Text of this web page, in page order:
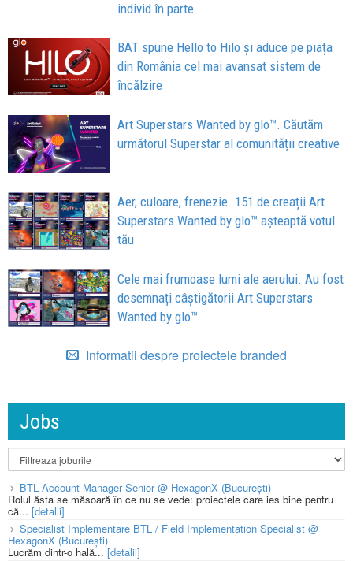
individ în parte
BAT spune Hello to Hilo și aduce pe piața
din România cel mai avansat sistem de
încălzire
Art Superstars Wanted by glo™. Căutăm
următorul Superstar al comunității creative
Aer, culoare, frenezie. 151 de creații Art
Superstars Wanted by glo™ așteaptă votul
tău
Cele mai frumoase lumi ale aerului. Au fost
desemnați câștigătorii Art Superstars
Wanted by glo™
Informatii despre proiectele branded
Jobs
BTL Account Manager Senior @ HexagonX (București)
Rolul ăsta se măsoară în ce nu se vede: proiectele care ies bine pentru
că... [detalii]
Specialist Implementare BTL / Field Implementation Specialist @
HexagonX (București)
Lucrăm dintr-o hală...[detalii]